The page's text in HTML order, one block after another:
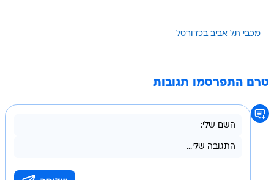
מכבי תל אביב בכדורסל
טרם התפרסמו תגובות